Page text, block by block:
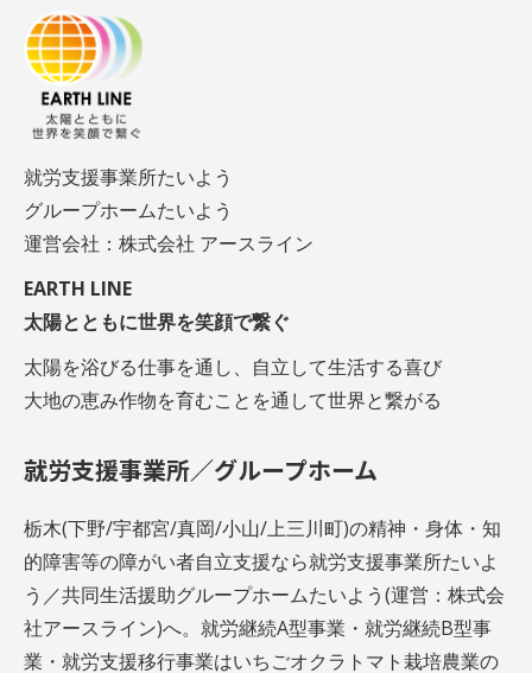
就労支援事業所たいよう
グループホームたいよう
運営会社：株式会社 アースライン
EARTH LINE
太陽とともに世界を笑顔で繋ぐ
太陽を浴びる仕事を通し、自立して生活する喜び
大地の恵み作物を育むことを通して世界と繋がる
就労支援事業所／グループホーム
栃木(下野/宇都宮/真岡/小山/上三川町)の精神・身体・知
的障害等の障がい者自立支援なら就労支援事業所たいよ
う／共同生活援助グループホームたいよう(運営：株式会
社アースライン)へ。就労継続A型事業・就労継続B型事
業・就労支援移行事業はいちごオクラトマト栽培農業の